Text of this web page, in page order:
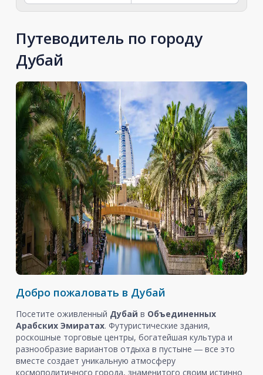
Путеводитель по городу
Дубай
Добро пожаловать в Дубай
Посетите оживленный Дубай в Объединенных
Арабских Эмиратах. Футуристические здания,
роскошные торговые центры, богатейшая культура и
разнообразие вариантов отдыха в пустыне ― все это
вместе создает уникальную атмосферу
космополитичного города, знаменитого своим истинно